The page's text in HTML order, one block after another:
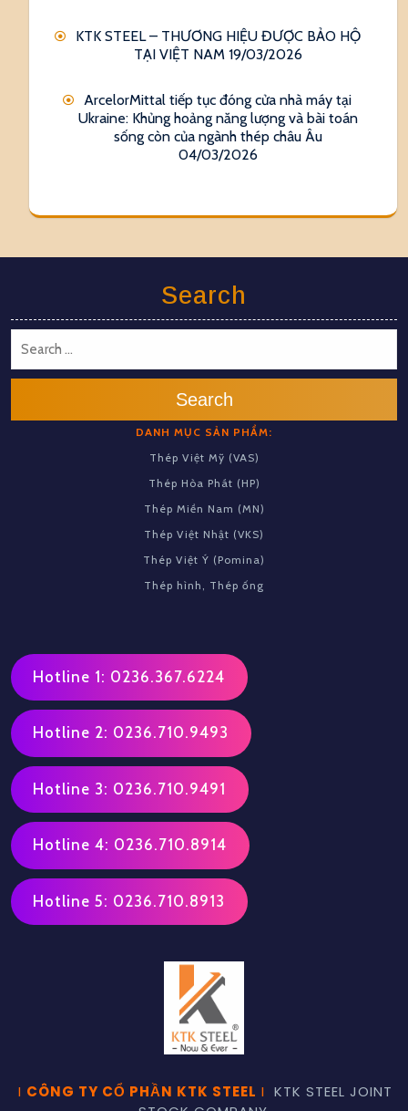
KTK STEEL – THƯƠNG HIỆU ĐƯỢC BẢO HỘ
TẠI VIỆT NAM 19/03/2026
ArcelorMittal tiếp tục đóng cửa nhà máy tại
Ukraine: Khủng hoảng năng lượng và bài toán
sống còn của ngành thép châu Âu
04/03/2026
Search
Search
DANH MỤC SẢN PHẨM:
Thép Việt Mỹ (VAS)
Thép Hòa Phát (HP)
Thép Miền Nam (MN)
Thép Việt Nhật (VKS)
Thép Việt Ý (Pomina)
Thép hình, Thép ống
Hotline 1: 0236.367.6224
Hotline 2: 0236.710.9493
Hotline 3: 0236.710.9491
Hotline 4: 0236.710.8914
Hotline 5: 0236.710.8913
I CÔNG TY CỔ PHẦN KTK STEEL I KTK STEEL JOINT